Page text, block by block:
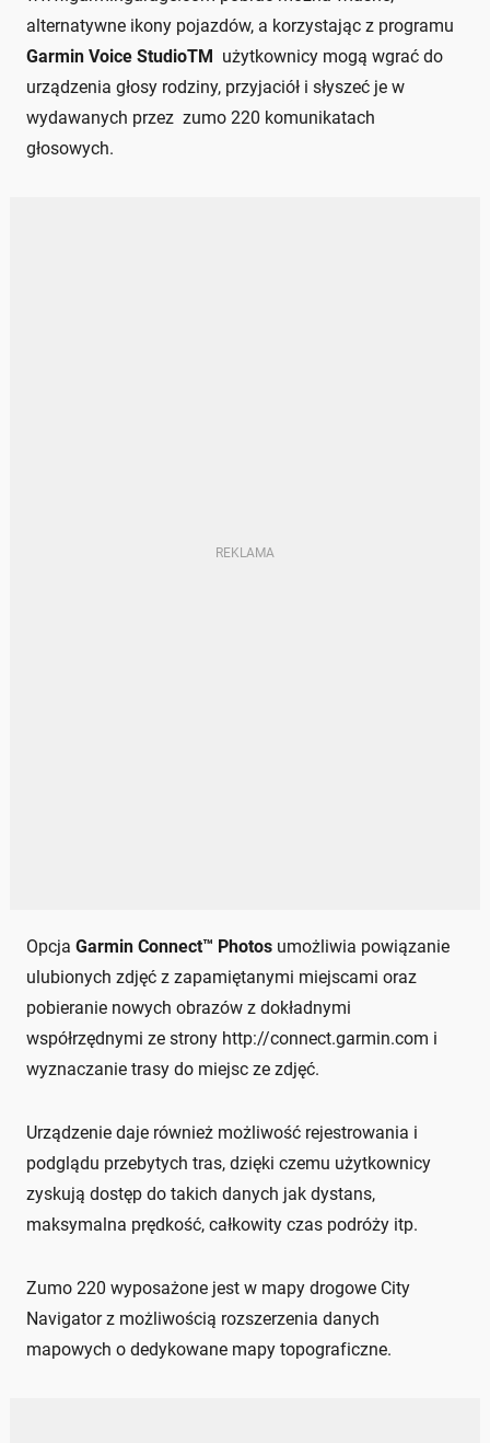
alternatywne ikony pojazdów, a korzystając z programu
Garmin Voice StudioTM użytkownicy mogą wgrać do
urządzenia głosy rodziny, przyjaciół i słyszeć je w
wydawanych przez zumo 220 komunikatach
głosowych.
Opcja Garmin Connect™ Photos umożliwia powiązanie
ulubionych zdjęć z zapamiętanymi miejscami oraz
pobieranie nowych obrazów z dokładnymi
współrzędnymi ze strony http://connect.garmin.com i
wyznaczanie trasy do miejsc ze zdjęć.
Urządzenie daje również możliwość rejestrowania i
podglądu przebytych tras, dzięki czemu użytkownicy
zyskują dostęp do takich danych jak dystans,
maksymalna prędkość, całkowity czas podróży itp.
Zumo 220 wyposażone jest w mapy drogowe City
Navigator z możliwością rozszerzenia danych
mapowych o dedykowane mapy topograficzne.